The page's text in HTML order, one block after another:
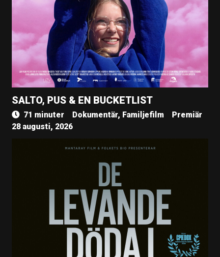
SALTO, PUS & EN BUCKETLIST
71 minuter Dokumentär, Familjefilm
Premiär
28 augusti, 2026